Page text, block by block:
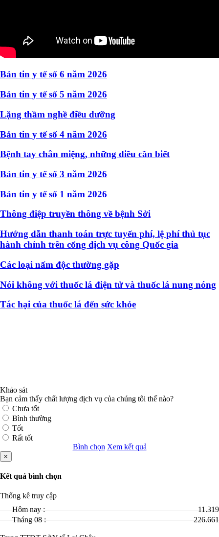
Bản tin y tế số 6 năm 2026
Bản tin y tế số 5 năm 2026
Lặng thầm nghề điều dưỡng
Bản tin y tế số 4 năm 2026
Bệnh tay chân miệng, những điều cần biết
Bản tin y tế số 3 năm 2026
Bản tin y tế số 1 năm 2026
Thông điệp truyền thông về bệnh Sởi
Hướng dẫn thanh toán trực tuyến phí, lệ phí thủ tục
hành chính trên cổng dịch vụ công Quốc gia
Các loại nấm độc thường gặp
Nói không với thuốc lá điện tử và thuốc lá nung nóng
Tác hại của thuốc lá đến sức khỏe
Khảo sát
Bạn cảm thấy chất lượng dịch vụ của chúng tôi thế nào?
Chưa tốt
Bình thường
Tốt
Rất tốt
Bình chọn Xem kết quả
×
Kết quả bình chọn
Thống kê truy cập
Hôm nay :
11.319
Tháng 08 :
226.661